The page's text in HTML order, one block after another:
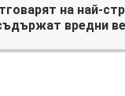
на най-
вредни